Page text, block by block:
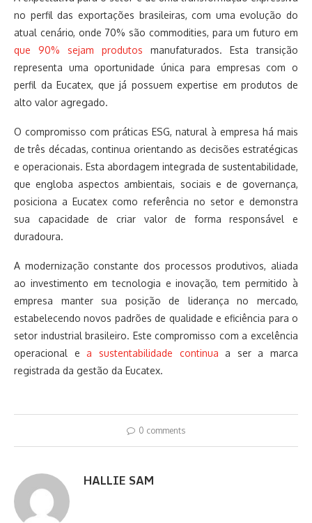
no perfil das exportações brasileiras, com uma evolução do
atual cenário, onde 70% são commodities, para um futuro em
que 90% sejam produtos manufaturados. Esta transição
representa uma oportunidade única para empresas com o
perfil da Eucatex, que já possuem expertise em produtos de
alto valor agregado.
O compromisso com práticas ESG, natural à empresa há mais
de três décadas, continua orientando as decisões estratégicas
e operacionais. Esta abordagem integrada de sustentabilidade,
que engloba aspectos ambientais, sociais e de governança,
posiciona a Eucatex como referência no setor e demonstra
sua capacidade de criar valor de forma responsável e
duradoura.
A modernização constante dos processos produtivos, aliada
ao investimento em tecnologia e inovação, tem permitido à
empresa manter sua posição de liderança no mercado,
estabelecendo novos padrões de qualidade e eficiência para o
setor industrial brasileiro. Este compromisso com a excelência
operacional ea sustentabilidade continua a ser a marca
registrada da gestão da Eucatex.
0 comments
HALLIE SAM